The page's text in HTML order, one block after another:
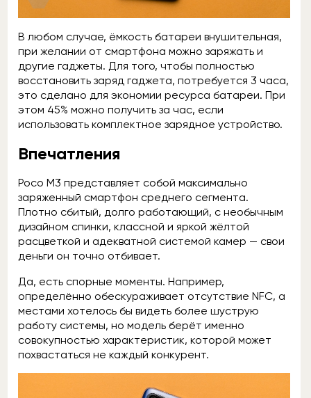
В любом случае, ёмкость батареи внушительная,
при желании от смартфона можно заряжать и
другие гаджеты. Для того, чтобы полностью
восстановить заряд гаджета, потребуется 3 часа,
это сделано для экономии ресурса батареи. При
этом 45% можно получить за час, если
использовать комплектное зарядное устройство.
Впечатления
Poco M3 представляет собой максимально
заряженный смартфон среднего сегмента.
Плотно сбитый, долго работающий, с необычным
дизайном спинки, классной и яркой жёлтой
расцветкой и адекватной системой камер — свои
деньги он точно отбивает.
Да, есть спорные моменты. Например,
определённо обескураживает отсутствие NFC, а
местами хотелось бы видеть более шуструю
работу системы, но модель берёт именно
совокупностью характеристик, которой может
похвастаться не каждый конкурент.